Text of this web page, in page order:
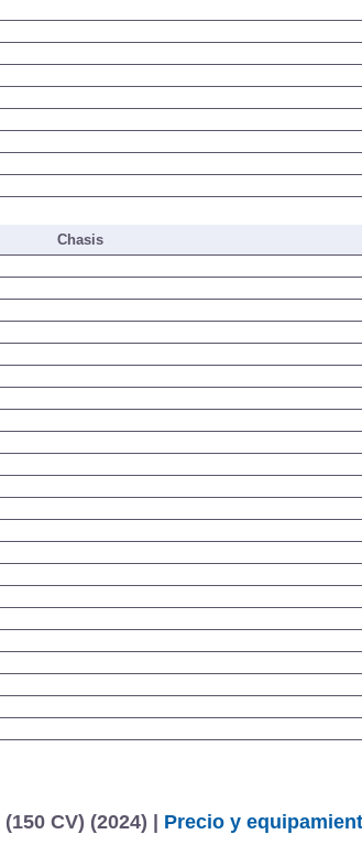
Chasis
CV) (2024) | Precio y